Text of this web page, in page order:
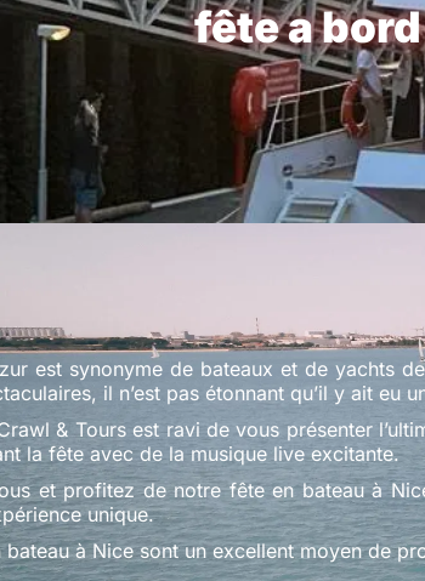
fête a
est synonyme de bateaux et de yachts
il n’est pas étonnant qu’il y ait eu
& Tours est ravi de vous présenter
la fête avec de la musique live excitante.
et profitez de notre fête en bateau à
unique.
bateau à Nice sont un excellent moyen de